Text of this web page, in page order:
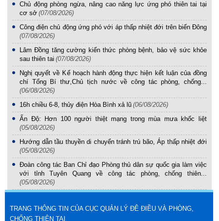
Chủ động phòng ngừa, nâng cao năng lực ứng phó thiên tai tại
cơ sở (07/08/2026)
Công điện chủ động ứng phó với áp thấp nhiệt đới trên biển Đông
(07/08/2026)
Lâm Đồng tăng cường kiến thức phòng bệnh, bảo vệ sức khỏe
sau thiên tai (07/08/2026)
Nghị quyết về Kế hoạch hành động thực hiện kết luận của đồng
chí Tổng Bí thư,Chủ tịch nước về công tác phòng, chống...
(06/08/2026)
16h chiều 6-8, thủy điện Hòa Bình xả lũ (06/08/2026)
Ấn Độ: Hơn 100 người thiệt mạng trong mùa mưa khốc liệt
(05/08/2026)
Hướng dẫn tầu thuyền di chuyển tránh trú bão, Áp thấp nhiệt đới
(05/08/2026)
Đoàn công tác Ban Chỉ đạo Phòng thủ dân sự quốc gia làm việc
với tỉnh Tuyên Quang về công tác phòng, chống thiên...
(05/08/2026)
TRANG THÔNG TIN CỦA CỤC QUẢN LÝ ĐÊ ĐIỀU VÀ PHÒNG,
CHỐNG THIÊN TAI